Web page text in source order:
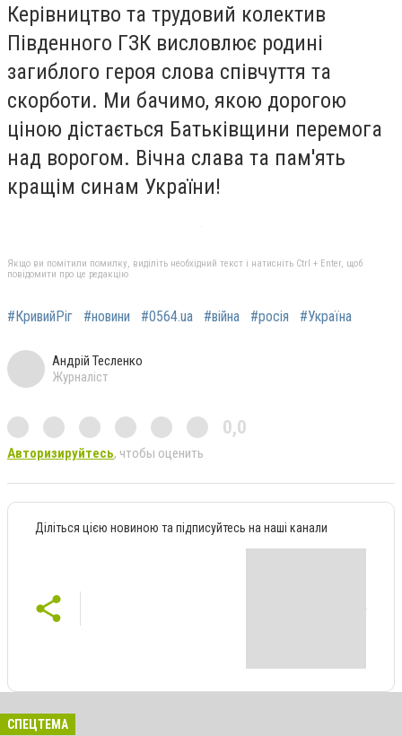
Керівництво та трудовий колектив
Південного ГЗК висловлює родині
загиблого героя слова співчуття та
скорботи. Ми бачимо, якою дорогою
ціною дістається Батьківщини перемога
над ворогом. Вічна слава та пам'ять
кращім синам України!
Якщо ви помітили помилку, виділіть необхідний текст і натисніть Ctrl + Enter, щоб
повідомити про це редакцію
#КривийРіг #новини #0564.ua #війна #росія #Україна
Андрій Тесленко
Журналіст
0,0
Авторизируйтесь, чтобы оценить
Діліться цією новиною та підписуйтесь на наші канали
СПЕЦТЕМА